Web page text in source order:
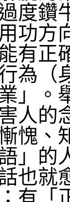
度鑽
功方
有正
為
」。
人的
愧、
」的
也就